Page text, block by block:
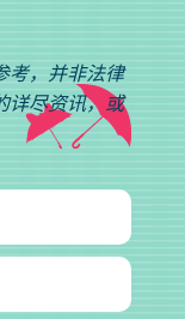
考，并非法律
详尽资讯，或